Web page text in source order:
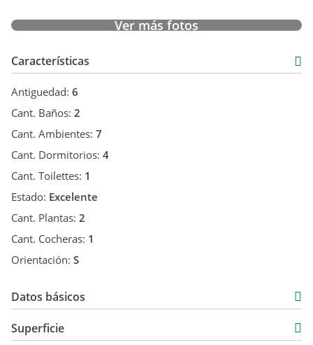
Ver más fotos
Características
Antiguedad: 6
Cant. Baños: 2
Cant. Ambientes: 7
Cant. Dormitorios: 4
Cant. Toilettes: 1
Estado: Excelente
Cant. Plantas: 2
Cant. Cocheras: 1
Orientación: S
Datos básicos
Venta
Superficie